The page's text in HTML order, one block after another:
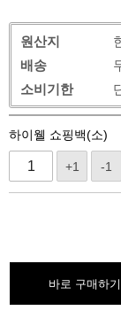
원산지
배송
소비기한
하이웰 쇼핑백(소)
+1 -1
바로 구매하기